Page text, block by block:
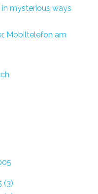
mysterious ways
Mobiltelefon am
(3)